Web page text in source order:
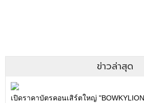
ข่าวล่าสุด
เปิดราคาบัตรคอนเสิร์ตใหญ่